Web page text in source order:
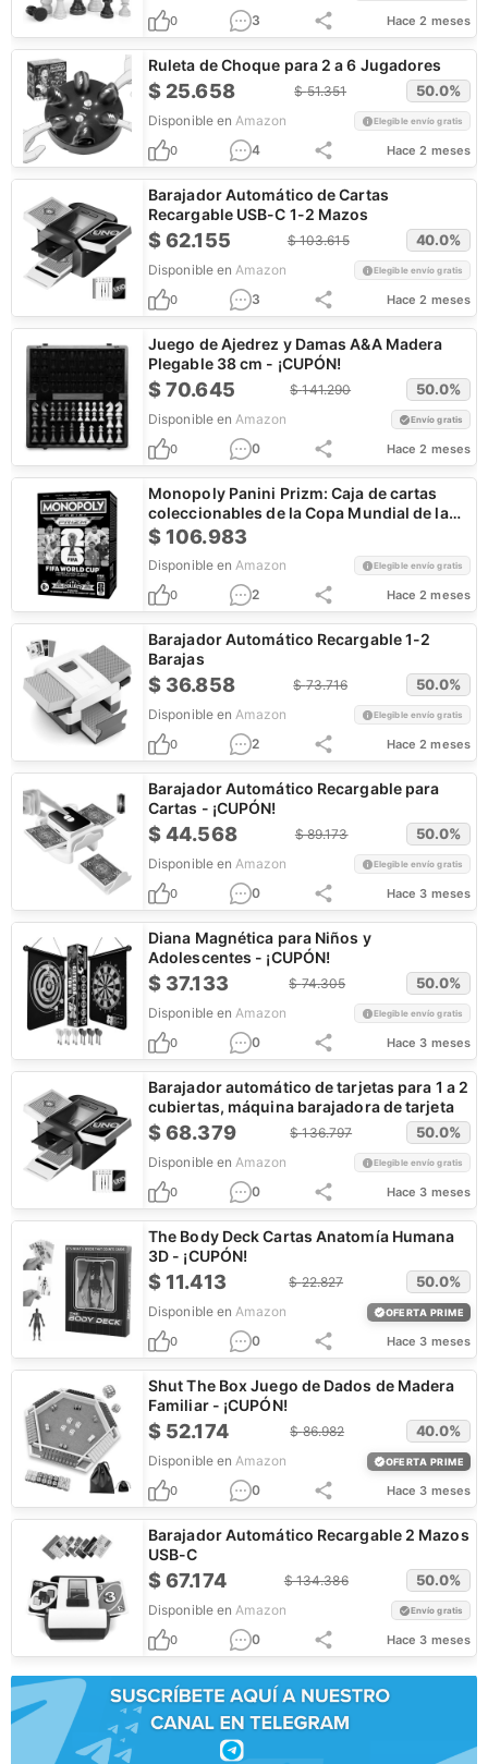
0 3 Hace 2 meses
Ruleta de Choque para 2 a 6 Jugadores
$ 25.658 $51.351 50.0%
Disponible en Amazon Elegible envío gratis
0 4 Hace 2 meses
Barajador Automático de Cartas
Recargable USB-C 1-2 Mazos
$62.155 $103.615 40.0%
Disponible en Amazon Elegible envío gratis
0 3 Hace 2 meses
Juego de Ajedrez y Damas A&A Madera
Plegable 38 cm - ¡CUPÓN!
$70.645 $141.290 50.0%
Disponible en Amazon Envío gratis
0 0 Hace 2 meses
Monopoly Panini Prizm: Caja de cartas
coleccionables de la Copa Mundial de la
FIFA
$106.983
Disponible en Amazon Elegible envío gratis
0 2 Hace 2 meses
Barajador Automático Recargable 1-2
Barajas
$ 36.858 $73.716 50.0%
Disponible en Amazon Elegible envío gratis
0 2 Hace 2 meses
Barajador Automático Recargable para
Cartas - ¡CUPÓN!
$44.568 $89.173 50.0%
Disponible en Amazon Elegible envío gratis
0 0 Hace 3 meses
Diana Magnética para Niños y
Adolescentes - ¡CUPÓN!
$ 37.133 $74.305 50.0%
Disponible en Amazon Elegible envío gratis
0 0 Hace 3 meses
Barajador automático de tarjetas para 1 a 2
cubiertas, máquina barajadora de tarjeta
$68.379 $136.797 50.0%
Disponible en Amazon Elegible envío gratis
0 0 Hace 3 meses
The Body Deck Cartas Anatomía Humana
3D - ¡CUPÓN!
$11.413 $22.827 50.0%
Disponible en Amazon OFERTA PRIME
0 0 Hace 3 meses
Shut The Box Juego de Dados de Madera
Familiar - ¡CUPÓN!
$ 52.174 $86.982 40.0%
Disponible en Amazon OFERTA PRIME
0 0 Hace 3 meses
Barajador Automático Recargable 2 Mazos
USB-C
$67.174 $134.386 50.0%
Disponible en Amazon Envío gratis
0 0 Hace 3 meses